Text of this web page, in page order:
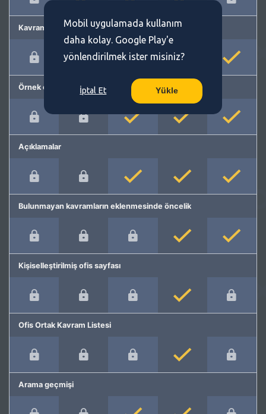
Kavram önerme
Örnek cümleler
Açıklamalar
Bulunmayan kavramların eklenmesinde öncelik
Kişiselleştirilmiş ofis sayfası
Ofis Ortak Kavram Listesi
Arama geçmişi
Mobil uygulamada kullanım
daha kolay. Google Play'e
yönlendirilmek ister misiniz?
İptal Et Yükle